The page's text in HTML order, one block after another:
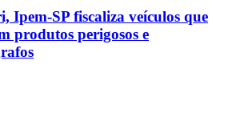
Ipem-SP fiscaliza veículos que
produtos perigosos e